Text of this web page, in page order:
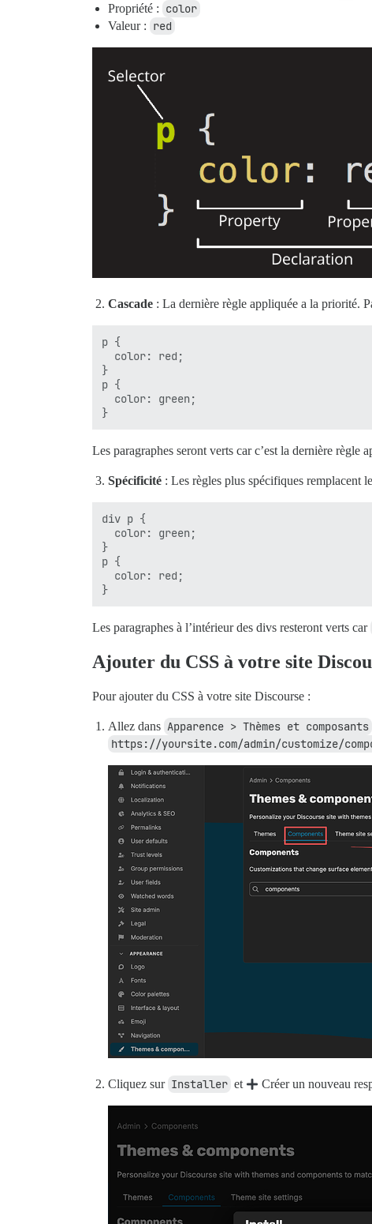
Propriété : color
Valeur : red
Cascade : La dernière règle appliquée a la priorité.
p {
  color: red;
}
p {
  color: green;
Les paragraphes seront verts car c’est la dernière règle
Spécificité : Les règles plus spécifiques remplacent
div p {
  color: green;
}
p {
  color: red;
Les paragraphes à l’intérieur des divs resteront verts car
Ajouter du CSS à votre site
Pour ajouter du CSS à votre site Discourse :
Allez dans Apparence > Thèmes et composants
https://yoursite.com/admin/customize/
Cliquez sur Installer et Créer un nouveau